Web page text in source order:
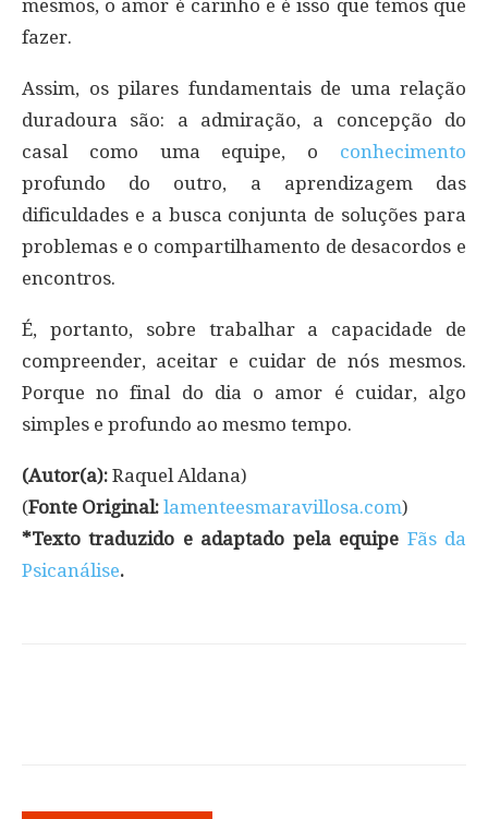
mesmos, o amor é carinho e é isso que temos que
fazer.
Assim, os pilares fundamentais de uma relação
duradoura são: a admiração, a concepção do
casal como uma equipe, o conhecimento
profundo do outro, a aprendizagem das
dificuldades e a busca conjunta de soluções para
problemas e o compartilhamento de desacordos e
encontros.
É, portanto, sobre trabalhar a capacidade de
compreender, aceitar e cuidar de nós mesmos.
Porque no final do dia o amor é cuidar, algo
simples e profundo ao mesmo tempo.
(Autor(a): Raquel Aldana)
(Fonte Original: lamenteesmaravillosa.com)
*Texto traduzido e adaptado pela equipe Fãs da
Psicanálise.